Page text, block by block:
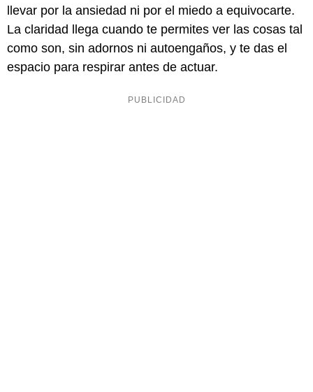
llevar por la ansiedad ni por el miedo a equivocarte.
La claridad llega cuando te permites ver las cosas tal
como son, sin adornos ni autoengaños, y te das el
espacio para respirar antes de actuar.